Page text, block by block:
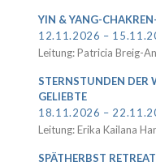
YIN & YANG-
12.11.2026 –
Leitung: Patricia Breig-
STERNSTUNDEN DER
GELIEBTE
18.11.2026 –
Leitung: Erika Kailana
SPÄTHERBST RETREAT